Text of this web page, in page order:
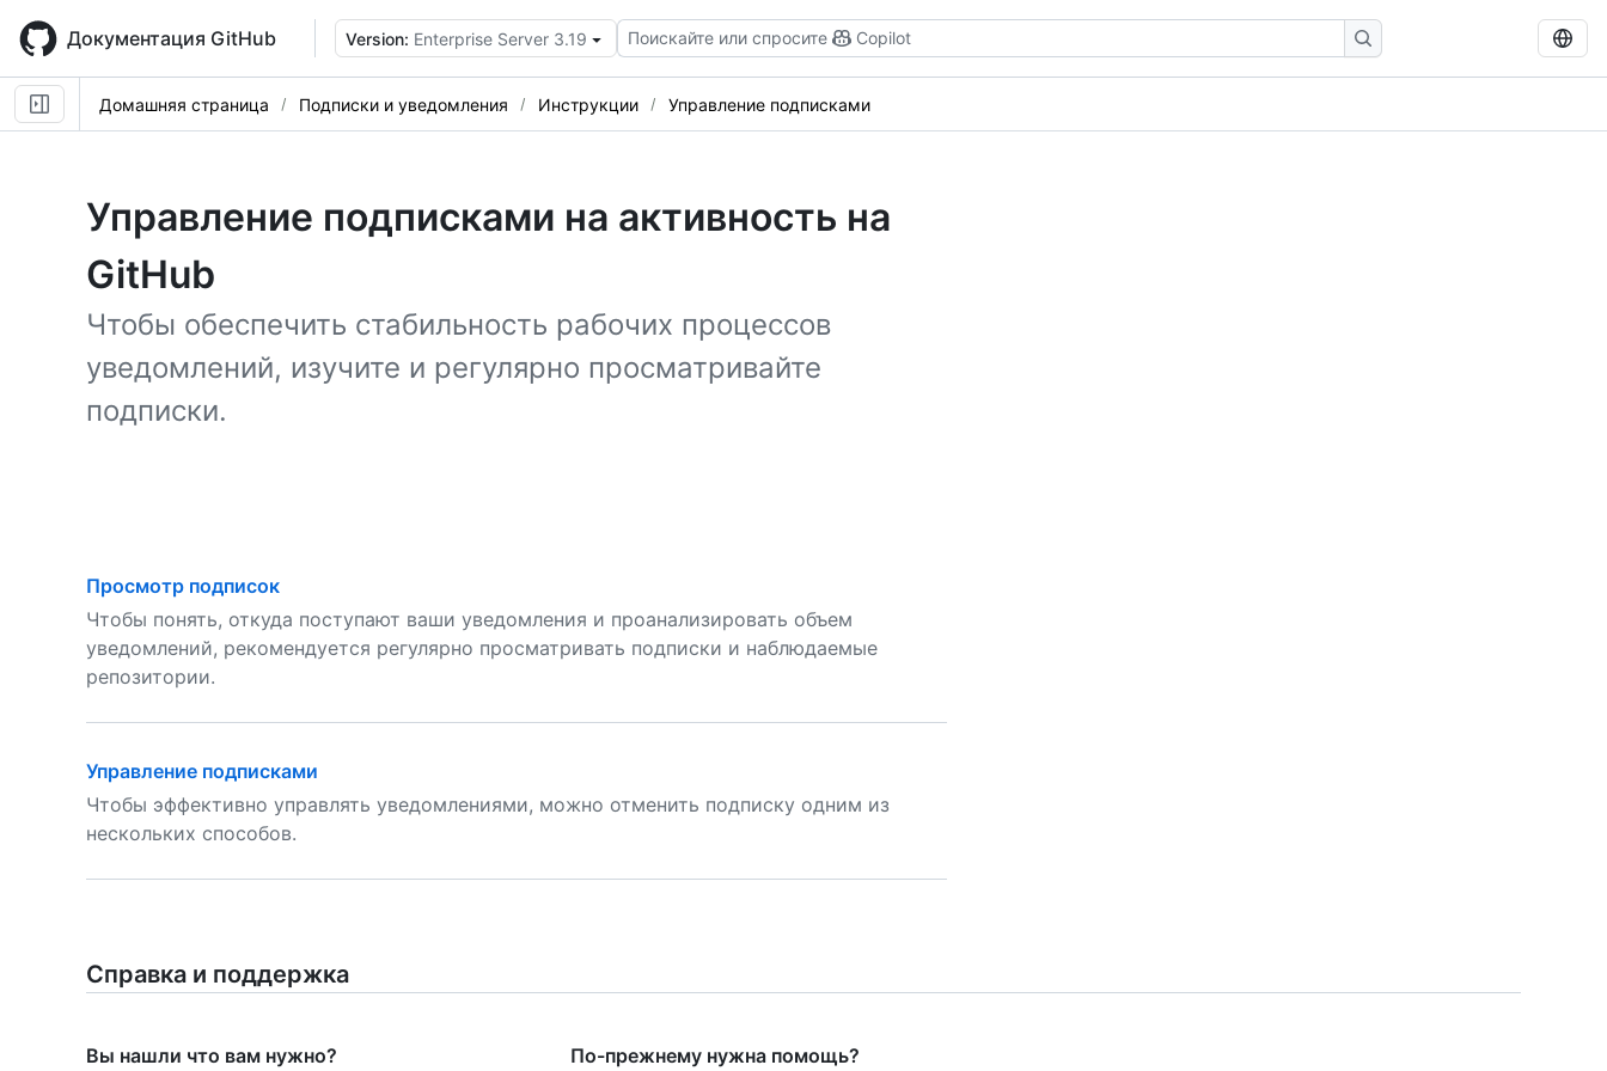
main
content
Документация GitHub Version: Enterprise Server 3.19 Поискайте или спросите Copilot
Домашняя страница Подписки и уведомления Инструкции Управление подписками
Управление подписками на активность на
GitHub
Чтобы обеспечить стабильность рабочих процессов
уведомлений, изучите и регулярно просматривайте
подписки.
Просмотр подписок
Чтобы понять, откуда поступают ваши уведомления и проанализировать объем
уведомлений, рекомендуется регулярно просматривать подписки и наблюдаемые
репозитории.
Управление подписками
Чтобы эффективно управлять уведомлениями, можно отменить подписку одним из
нескольких способов.
Справка и поддержка
Вы нашли что вам нужно? По-прежнему нужна помощь?